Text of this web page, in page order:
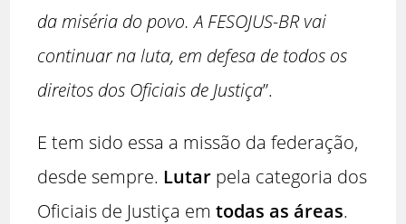
da miséria do povo. A FESOJUS-BR vai
continuar na luta, em defesa de todos os
direitos dos Oficiais de Justiça”.
E tem sido essa a missão da federação,
desde sempre. Lutar pela categoria dos
Oficiais de Justiça emtodas as áreas.